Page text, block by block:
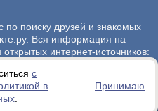
с
в
Принимаю
по поиску друзей и знакомых
Вся информация на
интернет-источников:
не несет.
данных